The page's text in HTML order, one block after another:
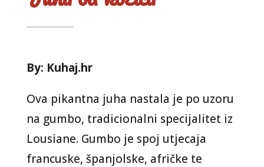
By: Kuhaj.hr
Ova pikantna juha nastala je po uzoru
na gumbo, tradicionalni specijalitet iz
Lousiane. Gumbo je spoj utjecaja
francuske, španjolske, afričke te